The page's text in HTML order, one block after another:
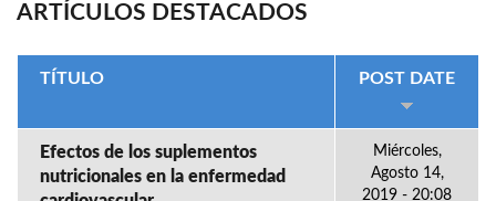
ARTÍCULOS DESTACADOS
TÍTULO POST DATE
Efectos de los suplementos
nutricionales en la enfermedad
Miércoles,
Agosto 14,
2019 - 20:08